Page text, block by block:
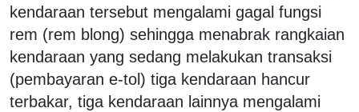
kendaraan tersebut mengalami gagal fungsi
rem (rem blong) sehingga menabrak rangkaian
kendaraan yang sedang melakukan transaksi
(pembayaran e-tol) tiga kendaraan hancur
terbakar, tiga kendaraan lainnya mengalami